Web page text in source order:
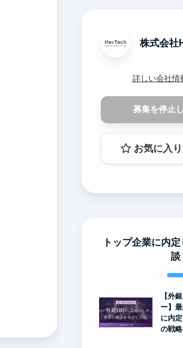
株式会社
詳しい会社情
募集を停止
お気に入
トップ企業に内
談
【外
ー】
に内
の戦略